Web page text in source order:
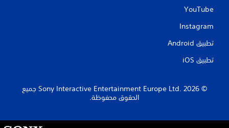
YouTube
Instagram
تطبيق Android‏
تطبيق iOS‏
‏© 2026 Sony Interactive Entertainment Europe Ltd.‎ جميع
الحقوق محفوظة.